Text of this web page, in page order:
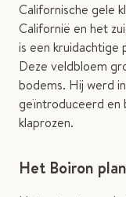
Californische gele
Californië en het
is een kruidachtige
Deze veldbloem
bodems. Hij werd
geïntroduceerd en
klaprozen.
Het Boiron